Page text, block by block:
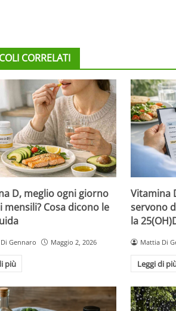
CORRELATI
D, meglio ogni giorno
mensili? Cosa dicono le
Gennaro Maggio 2, 2026
più
Vitamina
servono
la
Mattia Di
Leggi di